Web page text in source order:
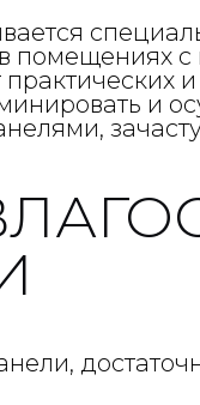
помещениях
и